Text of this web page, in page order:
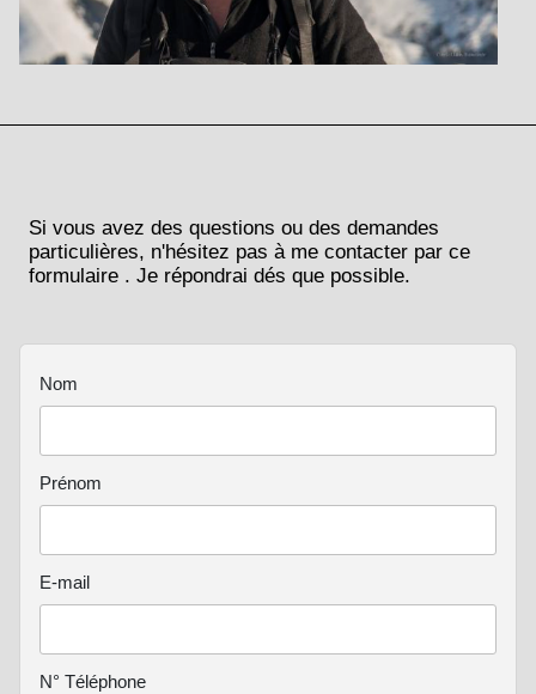
Si vous avez des questions ou des demandes
particulières, n'hésitez pas à me contacter par ce
formulaire . Je répondrai dés que possible.
Nom
Prénom
E-mail
N° Téléphone